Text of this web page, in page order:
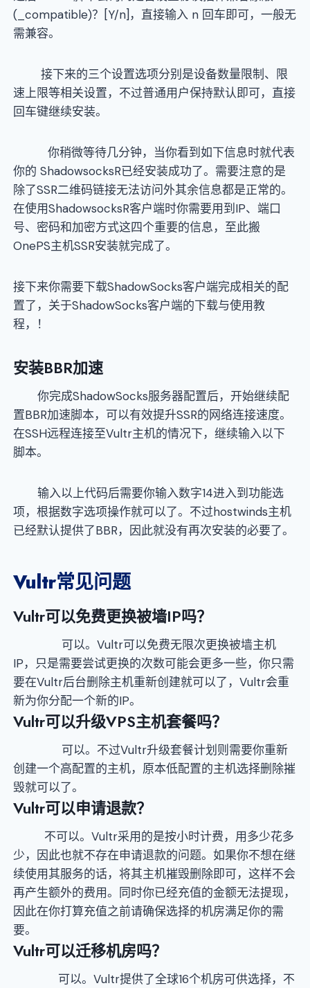
(_compatible)？[Y/n]，直接输入 n 回车即可，一般无
需兼容。
接下来的三个设置选项分别是设备数量限制、限
速上限等相关设置，不过普通用户保持默认即可，直接
回车键继续安装。
你稍微等待几分钟，当你看到如下信息时就代表
你的 ShadowsocksR已经安装成功了。需要注意的是
除了SSR二维码链接无法访问外其余信息都是正常的。
在使用ShadowsocksR客户端时你需要用到IP、端口
号、密码和加密方式这四个重要的信息，至此搬
OnePS主机SSR安装就完成了。
接下来你需要下载ShadowSocks客户端完成相关的配
置了，关于ShadowSocks客户端的下载与使用教
程，！
安装BBR加速
你完成ShadowSocks服务器配置后，开始继续配
置BBR加速脚本，可以有效提升SSR的网络连接速度。
在SSH远程连接至Vultr主机的情况下，继续输入以下
脚本。
输入以上代码后需要你输入数字14进入到功能选
项，根据数字选项操作就可以了。不过hostwinds主机
已经默认提供了BBR，因此就没有再次安装的必要了。
Vultr常见问题
Vultr可以免费更换被墙IP吗？
可以。Vultr可以免费无限次更换被墙主机
IP，只是需要尝试更换的次数可能会更多一些，你只需
要在Vultr后台删除主机重新创建就可以了，Vultr会重
新为你分配一个新的IP。
Vultr可以升级VPS主机套餐吗？
可以。不过Vultr升级套餐计划则需要你重新
创建一个高配置的主机，原本低配置的主机选择删除摧
毁就可以了。
Vultr可以申请退款？
不可以。Vultr采用的是按小时计费，用多少花多
少，因此也就不存在申请退款的问题。如果你不想在继
续使用其服务的话，将其主机摧毁删除即可，这样不会
再产生额外的费用。同时你已经充值的金额无法提现，
因此在你打算充值之前请确保选择的机房满足你的需
要。
Vultr可以迁移机房吗？
可以。Vultr提供了全球16个机房可供选择，不